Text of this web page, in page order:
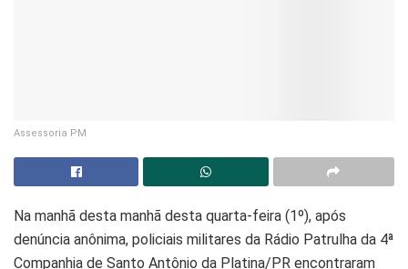
Assessoria PM
Na manhã desta manhã desta quarta-feira (1º), após
denúncia anônima, policiais militares da Rádio Patrulha da 4ª
Companhia de Santo Antônio da Platina/PR encontraram